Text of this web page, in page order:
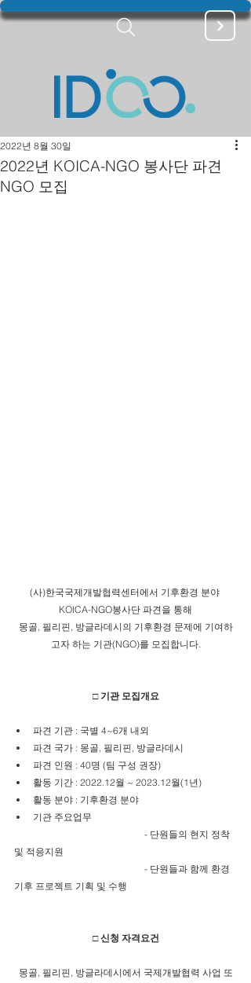
2022년 KOICA-NGO 봉사단 파견
NGO 모집
2022년 8월 30일
(사)한국국제개발협력센터에서 기후환경 분야
KOICA-NGO봉사단 파견을 통해
몽골, 필리핀, 방글라데시의 기후환경 문제에 기여하
고자 하는 기관(NGO)를 모집합니다.
□ 기관 모집개요
파견 기관 : 국별 4~6개 내외
파견 국가 : 몽골, 필리핀, 방글라데시
파견 인원 : 40명 (팀 구성 권장)
활동 기간 : 2022.12월 ~ 2023.12월(1년)
활동 분야 : 기후환경 분야
기관 주요업무
및 적응지원
기후 프로젝트 기획 및 수행
□ 신청 자격요건
몽골, 필리핀, 방글라데시에서 국제개발협력 사업 또